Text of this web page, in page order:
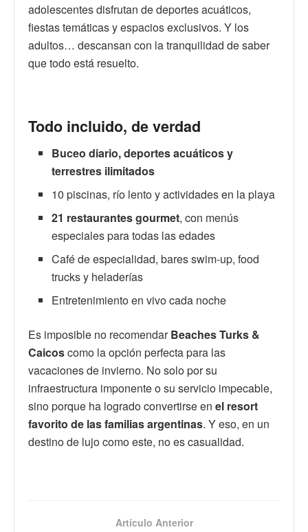
adolescentes disfrutan de deportes acuáticos,
fiestas temáticas y espacios exclusivos. Y los
adultos… descansan con la tranquilidad de saber
que todo está resuelto.
Todo incluido, de verdad
Buceo diario, deportes acuáticos y
terrestres ilimitados
10 piscinas, río lento y actividades en la playa
21 restaurantes gourmet, con menús
especiales para todas las edades
Café de especialidad, bares swim-up, food
trucks y heladerías
Entretenimiento en vivo cada noche
Es imposible no recomendarBeaches Turks &
Caicoscomo la opción perfecta para las
vacaciones de invierno. No solo por su
infraestructura imponente o su servicio impecable,
sino porque ha logrado convertirse en el resort
favorito de las familias argentinas. Y eso, en un
destino de lujo como este, no es casualidad.
Artículo Anterior